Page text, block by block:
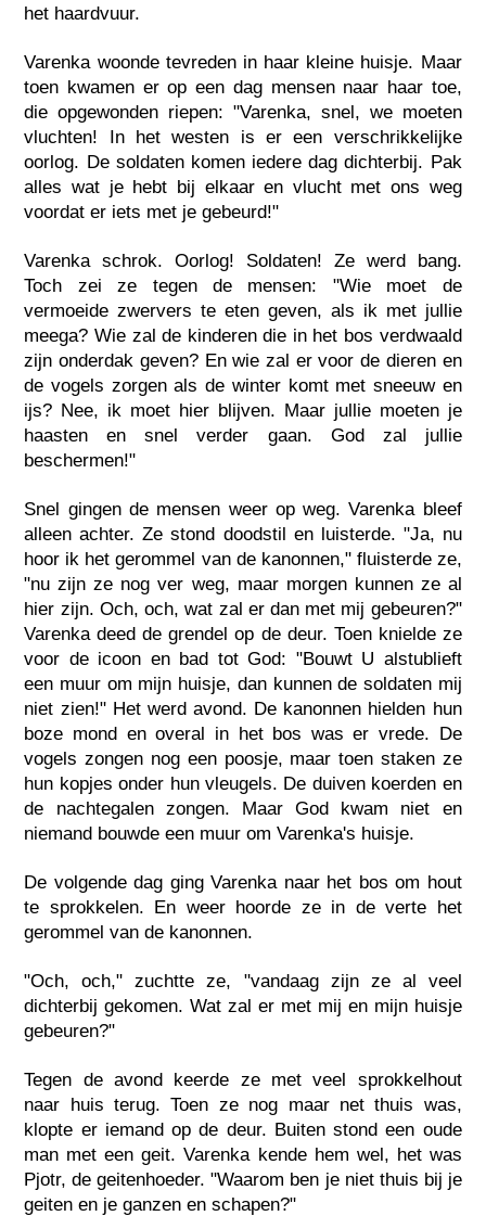
het haardvuur.
Varenka woonde tevreden in haar kleine huisje. Maar
toen kwamen er op een dag mensen naar haar toe,
die opgewonden riepen: "Varenka, snel, we moeten
vluchten! In het westen is er een verschrikkelijke
oorlog. De soldaten komen iedere dag dichterbij. Pak
alles wat je hebt bij elkaar en vlucht met ons weg
voordat er iets met je gebeurd!"
Varenka schrok. Oorlog! Soldaten! Ze werd bang.
Toch zei ze tegen de mensen: "Wie moet de
vermoeide zwervers te eten geven, als ik met jullie
meega? Wie zal de kinderen die in het bos verdwaald
zijn onderdak geven? En wie zal er voor de dieren en
de vogels zorgen als de winter komt met sneeuw en
ijs? Nee, ik moet hier blijven. Maar jullie moeten je
haasten en snel verder gaan. God zal jullie
beschermen!"
Snel gingen de mensen weer op weg. Varenka bleef
alleen achter. Ze stond doodstil en luisterde. "Ja, nu
hoor ik het gerommel van de kanonnen," fluisterde ze,
"nu zijn ze nog ver weg, maar morgen kunnen ze al
hier zijn. Och, och, wat zal er dan met mij gebeuren?"
Varenka deed de grendel op de deur. Toen knielde ze
voor de icoon en bad tot God: "Bouwt U alstublieft
een muur om mijn huisje, dan kunnen de soldaten mij
niet zien!" Het werd avond. De kanonnen hielden hun
boze mond en overal in het bos was er vrede. De
vogels zongen nog een poosje, maar toen staken ze
hun kopjes onder hun vleugels. De duiven koerden en
de nachtegalen zongen. Maar God kwam niet en
niemand bouwde een muur om Varenka's huisje.
De volgende dag ging Varenka naar het bos om hout
te sprokkelen. En weer hoorde ze in de verte het
gerommel van de kanonnen.
"Och, och," zuchtte ze, "vandaag zijn ze al veel
dichterbij gekomen. Wat zal er met mij en mijn huisje
gebeuren?"
Tegen de avond keerde ze met veel sprokkelhout
naar huis terug. Toen ze nog maar net thuis was,
klopte er iemand op de deur. Buiten stond een oude
man met een geit. Varenka kende hem wel, het was
Pjotr, de geitenhoeder. "Waarom ben je niet thuis bij je
geiten en je ganzen en schapen?"